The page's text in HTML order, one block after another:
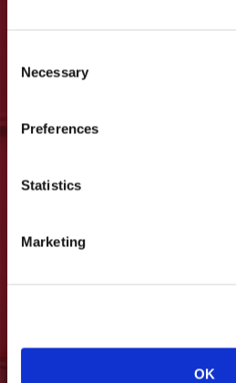
Selection
Necessary
Preferences
Statistics
Marketing
OK
* Je déclare être âgé
le traitement des
promotions et des
Industria WOOD